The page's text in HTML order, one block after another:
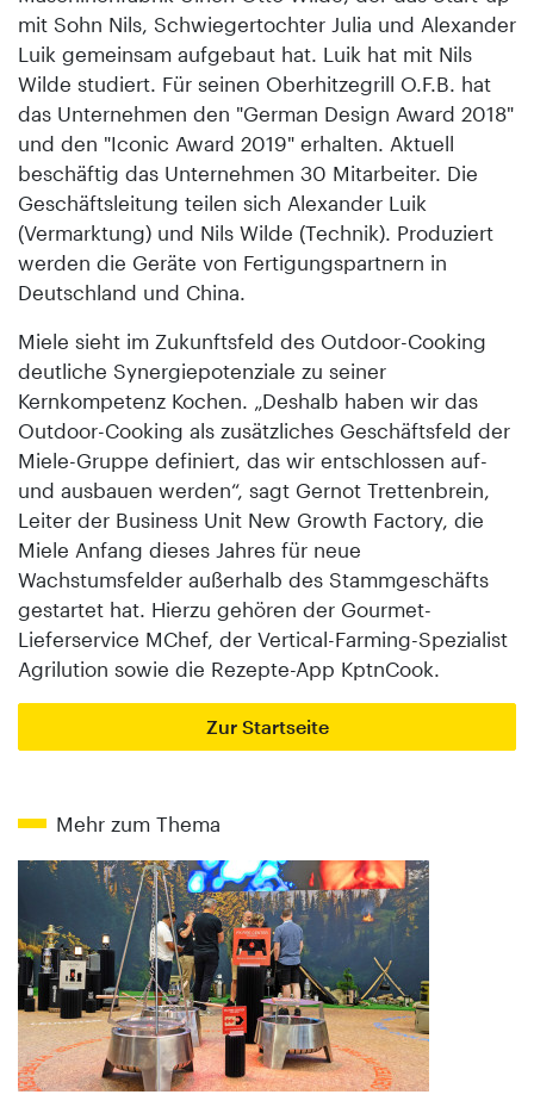
mit Sohn Nils, Schwiegertochter Julia und Alexander
Luik gemeinsam aufgebaut hat. Luik hat mit Nils
Wilde studiert. Für seinen Oberhitzegrill O.F.B. hat
das Unternehmen den "German Design Award 2018"
und den "Iconic Award 2019" erhalten. Aktuell
beschäftig das Unternehmen 30 Mitarbeiter. Die
Geschäftsleitung teilen sich Alexander Luik
(Vermarktung) und Nils Wilde (Technik). Produziert
werden die Geräte von Fertigungspartnern in
Deutschland und China.
Miele sieht im Zukunftsfeld des Outdoor-Cooking
deutliche Synergiepotenziale zu seiner
Kernkompetenz Kochen. „Deshalb haben wir das
Outdoor-Cooking als zusätzliches Geschäftsfeld der
Miele-Gruppe definiert, das wir entschlossen auf-
und ausbauen werden“, sagt Gernot Trettenbrein,
Leiter der Business Unit New Growth Factory, die
Miele Anfang dieses Jahres für neue
Wachstumsfelder außerhalb des Stammgeschäfts
gestartet hat. Hierzu gehören der Gourmet-
Lieferservice MChef, der Vertical-Farming-Spezialist
Agrilution sowie die Rezepte-App KptnCook.
Zur Startseite
Mehr zum Thema